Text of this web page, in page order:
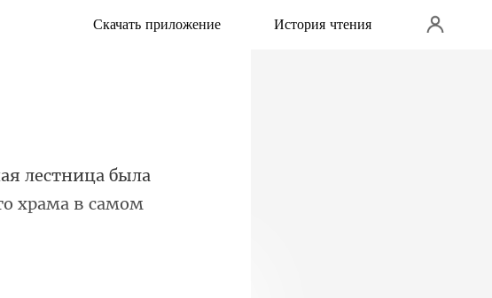
Скачать приложение История чтения
ая лестница была